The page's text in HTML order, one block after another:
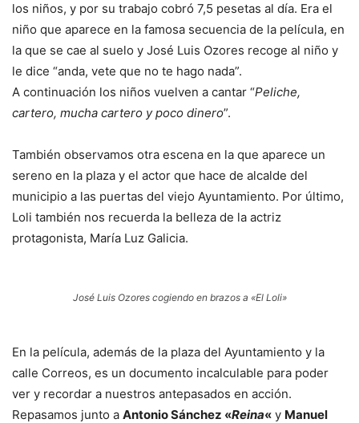
los niños, y por su trabajo cobró 7,5 pesetas al día. Era el
niño que aparece en la famosa secuencia de la película, en
la que se cae al suelo y José Luis Ozores recoge al niño y
le dice “anda, vete que no te hago nada”.
A continuación los niños vuelven a cantar “Peliche,
cartero, mucha cartero y poco dinero”.
También observamos otra escena en la que aparece un
sereno en la plaza y el actor que hace de alcalde del
municipio a las puertas del viejo Ayuntamiento. Por último,
Loli también nos recuerda la belleza de la actriz
protagonista, María Luz Galicia.
José Luis Ozores cogiendo en brazos a «El Loli»
En la película, además de la plaza del Ayuntamiento y la
calle Correos, es un documento incalculable para poder
ver y recordar a nuestros antepasados en acción.
Repasamos junto a Antonio Sánchez «Reina« y Manuel